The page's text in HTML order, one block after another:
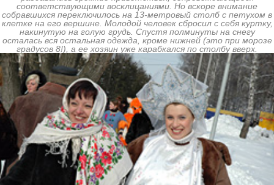
соответствующими восклицаниями. Но вскоре внимание
собравшихся переключилось на 13-метровый столб с петухом в
клетке на его вершине. Молодой человек сбросил с себя куртку,
накинутую на голую грудь. Спустя полминуты на снегу
осталась вся остальная одежда, кроме нижней (это при морозе
градусов 8!), а ее хозяин уже карабкался по столбу вверх.